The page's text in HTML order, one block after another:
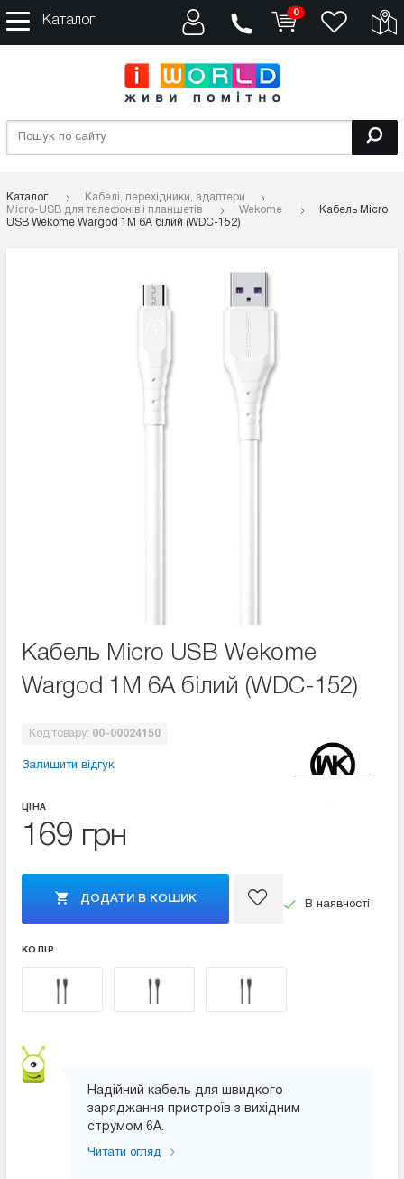
Каталог
0
Каталог
Кабелі, перехідники, адаптери
Micro-USB для телефонів і планшетів
Wekome
Кабель Micro
USB Wekome Wargod 1M 6A білий (WDC-152)
Кабель Micro USB Wekome
Wargod 1M 6A білий (WDC-152)
Код товару: 00-00024150
Залишити відгук
ЦІНА
169 грн
ДОДАТИ В КОШИК
В наявності
КОЛІР
Надійний кабель для швидкого
заряджання пристроїв з вихідним
струмом 6А.
Читати огляд